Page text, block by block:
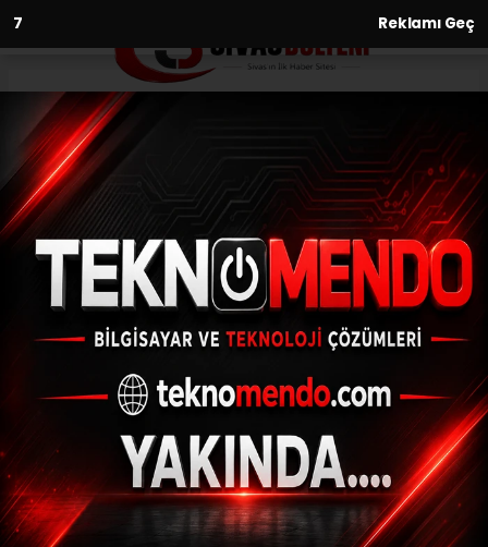
6 Reklamı Geç
Anasayfa
Sivasspor Fransalı orta saha
Olivier Ntcham ile temasa
geçti
08.06.2021 - 15:53, Güncelleme: 08.06.2021 - 15:53
DG Sivasspor, Celtic'in 25 yaşındaki orta
saha oyuncusu Olivier Ntcham ile temasa
geçti.
ABONE OL